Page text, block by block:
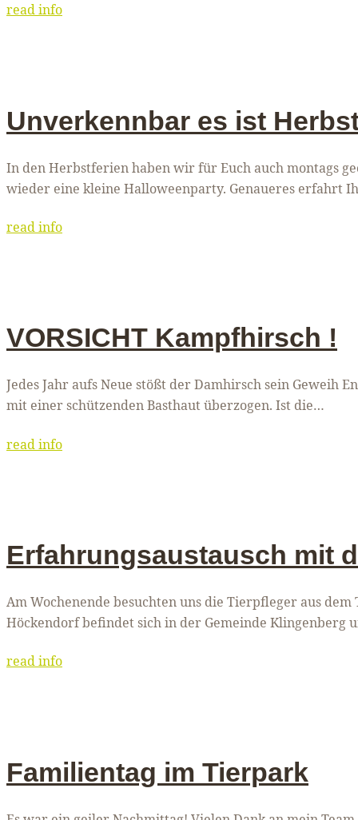
read info
Unverkennbar es ist
In den Herbstferien haben wir für Euch auch montags
wieder eine kleine Halloweenparty. Genaueres erfahrt
read info
VORSICHT Kampfhirsch !
Jedes Jahr aufs Neue stößt der Damhirsch sein Geweih
mit einer schützenden Basthaut überzogen. Ist die…
read info
Erfahrungsaustausch mit
Am Wochenende besuchten uns die Tierpfleger aus
Höckendorf befindet sich in der Gemeinde Klingenberg
read info
Familientag im Tierpark